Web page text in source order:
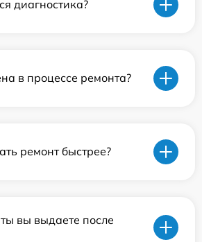
диагностика?
в процессе ремонта?
ремонт быстрее?
вы выдаете после